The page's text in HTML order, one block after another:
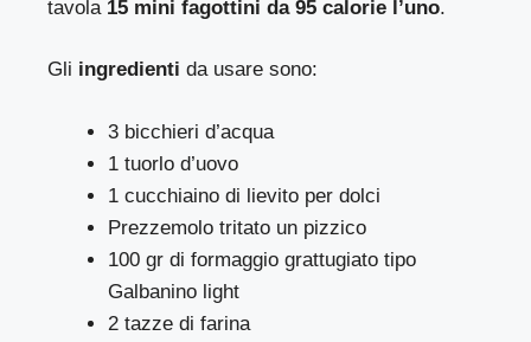
tavola 15 mini fagottini da 95 calorie l’uno.
Gli ingredienti da usare sono:
3 bicchieri d’acqua
1 tuorlo d’uovo
1 cucchiaino di lievito per dolci
Prezzemolo tritato un pizzico
100 gr di formaggio grattugiato tipo
Galbanino light
2 tazze di farina